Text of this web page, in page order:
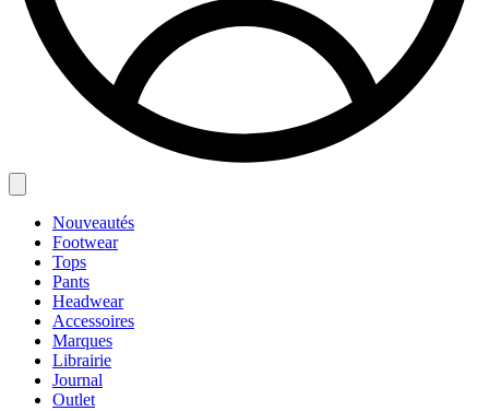
Nouveautés
Footwear
Tops
Pants
Headwear
Accessoires
Marques
Librairie
Journal
Outlet